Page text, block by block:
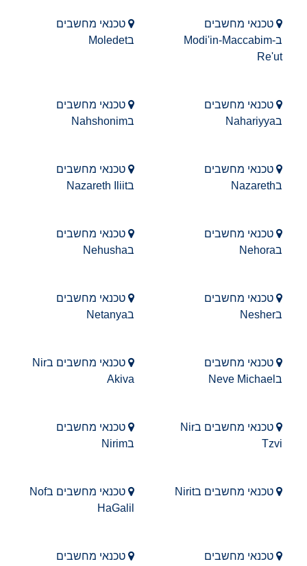
טכנאי מחשבים
בModi'in-Maccabim-
Re'ut
טכנאי מחשבים
בMoledet
טכנאי מחשבים
בNahariyya
טכנאי מחשבים
בNahshonim
טכנאי מחשבים
בNazareth
טכנאי מחשבים
בNazareth Iliit
טכנאי מחשבים
בNehora
טכנאי מחשבים
בNehusha
טכנאי מחשבים
בNesher
טכנאי מחשבים
בNetanya
טכנאי מחשבים
בNeve Michael
טכנאי מחשבים בNir
Akiva
טכנאי מחשבים בNir
Tzvi
טכנאי מחשבים
בNirim
טכנאי מחשבים בNirit
טכנאי מחשבים בNof
HaGalil
טכנאי מחשבים
טכנאי מחשבים